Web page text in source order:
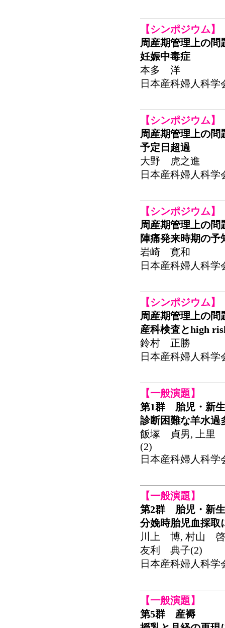
【シンポジウム】
周産期管理上の問
妊娠中毒症
本多 洋
日本産科婦人科学
【シンポジウム】
周産期管理上の問
予定日超過
大野 虎之進
日本産科婦人科学
【シンポジウム】
周産期管理上の問
陣痛発来時期の予
岩崎 寛和
日本産科婦人科学
【シンポジウム】
周産期管理上の問
産科検査とhigh
鈴村 正勝
日本産科婦人科学
【一般演題】
第1群 胎児・新
診断困難な羊水過
飯塚 貞男, 上里
(2)
日本産科婦人科学
【一般演題】
第2群 胎児・新
分娩時胎児血採取
川上 博, 村山
友利 典子(2)
日本産科婦人科学
【一般演題】
第5群 産褥